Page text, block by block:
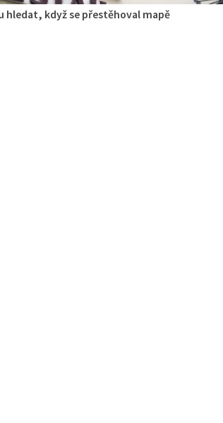
hledat, když se přestěhoval mapě